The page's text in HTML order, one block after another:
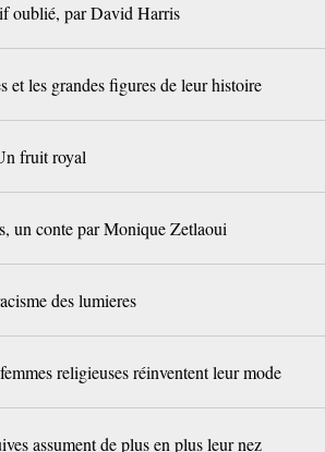
oublié, par David Harris
et les grandes figures de leur histoire
fruit royal
un conte par Monique Zetlaoui
des lumieres
religieuses réinventent leur mode
assument de plus en plus leur nez